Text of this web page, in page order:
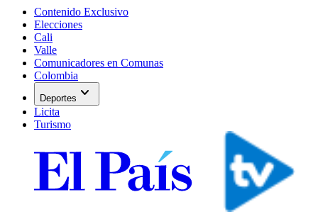
Contenido Exclusivo
Elecciones
Cali
Valle
Comunicadores en Comunas
Colombia
Deportes expand_more
Licita
Turismo